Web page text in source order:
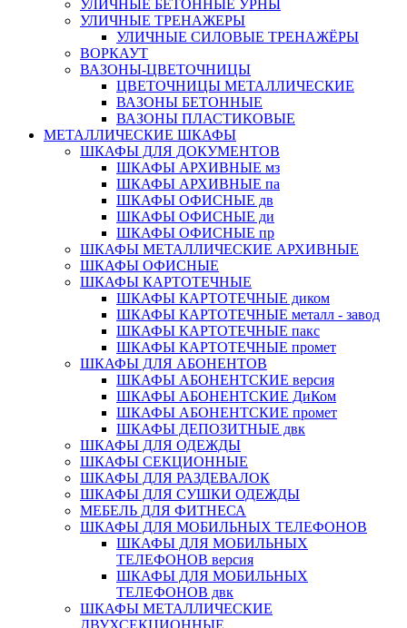
УЛИЧНЫЕ БЕТОННЫЕ УРНЫ
УЛИЧНЫЕ ТРЕНАЖЕРЫ
УЛИЧНЫЕ СИЛОВЫЕ ТРЕНАЖЁРЫ
ВОРКАУТ
ВАЗОНЫ-ЦВЕТОЧНИЦЫ
ЦВЕТОЧНИЦЫ МЕТАЛЛИЧЕСКИЕ
ВАЗОНЫ БЕТОННЫЕ
ВАЗОНЫ ПЛАСТИКОВЫЕ
МЕТАЛЛИЧЕСКИЕ ШКАФЫ
ШКАФЫ ДЛЯ ДОКУМЕНТОВ
ШКАФЫ АРХИВНЫЕ мз
ШКАФЫ АРХИВНЫЕ па
ШКАФЫ ОФИСНЫЕ дв
ШКАФЫ ОФИСНЫЕ ди
ШКАФЫ ОФИСНЫЕ пр
ШКАФЫ МЕТАЛЛИЧЕСКИЕ АРХИВНЫЕ
ШКАФЫ ОФИСНЫЕ
ШКАФЫ КАРТОТЕЧНЫЕ
ШКАФЫ КАРТОТЕЧНЫЕ диком
ШКАФЫ КАРТОТЕЧНЫЕ металл - завод
ШКАФЫ КАРТОТЕЧНЫЕ пакс
ШКАФЫ КАРТОТЕЧНЫЕ промет
ШКАФЫ ДЛЯ АБОНЕНТОВ
ШКАФЫ АБОНЕНТСКИЕ версия
ШКАФЫ АБОНЕНТСКИЕ ДиКом
ШКАФЫ АБОНЕНТСКИЕ промет
ШКАФЫ ДЕПОЗИТНЫЕ двк
ШКАФЫ ДЛЯ ОДЕЖДЫ
ШКАФЫ СЕКЦИОННЫЕ
ШКАФЫ ДЛЯ РАЗДЕВАЛОК
ШКАФЫ ДЛЯ СУШКИ ОДЕЖДЫ
МЕБЕЛЬ ДЛЯ ФИТНЕСА
ШКАФЫ ДЛЯ МОБИЛЬНЫХ ТЕЛЕФОНОВ
ШКАФЫ ДЛЯ МОБИЛЬНЫХ
ТЕЛЕФОНОВ версия
ШКАФЫ ДЛЯ МОБИЛЬНЫХ
ТЕЛЕФОНОВ двк
ШКАФЫ МЕТАЛЛИЧЕСКИЕ
ДВУХСЕКЦИОННЫЕ